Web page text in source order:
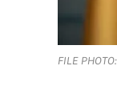
FILE